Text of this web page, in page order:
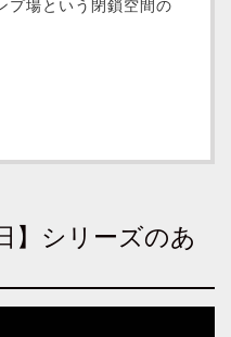
プ場という閉鎖空間の
】シリーズのあ